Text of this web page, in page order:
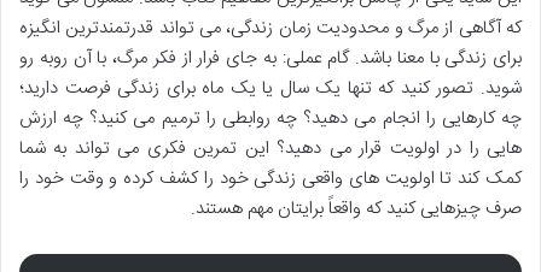
که آگاهی از مرگ و محدودیت زمان زندگی، می تواند قدرتمندترین انگیزه
برای زندگی با معنا باشد. گام عملی: به جای فرار از فکر مرگ، با آن روبه رو
شوید. تصور کنید که تنها یک سال یا یک ماه برای زندگی فرصت دارید؛
چه کارهایی را انجام می دهید؟ چه روابطی را ترمیم می کنید؟ چه ارزش
هایی را در اولویت قرار می دهید؟ این تمرین فکری می تواند به شما
کمک کند تا اولویت های واقعی زندگی خود را کشف کرده و وقت خود را
صرف چیزهایی کنید که واقعاً برایتان مهم هستند.